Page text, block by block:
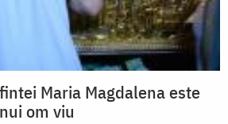
Maria Magdalena este
om viu